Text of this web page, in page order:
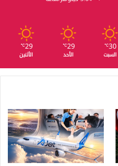
30
℃
السبت
29
℃
الأحد
29
℃
الأثنين